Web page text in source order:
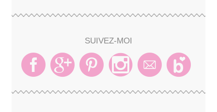
SUIVEZ-MOI